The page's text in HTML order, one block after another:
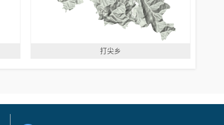
打尖乡